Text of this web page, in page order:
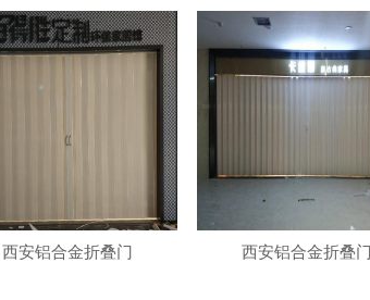
西安铝合金折叠门 西安铝合金折叠门